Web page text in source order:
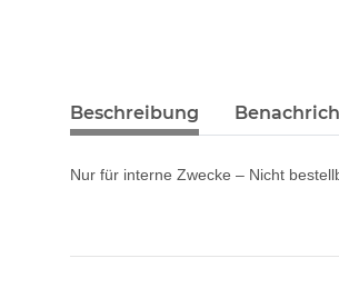
Beschreibung
Nur für interne Zwecke – Nicht